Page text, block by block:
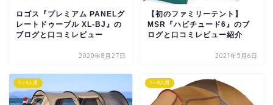
ロゴス『プレミアム PANELグ
レートドゥーブル XL-BJ』の
ブログと口コミレビュー
2020年8月27日
【初のファミリーテント】
MSR『ハビチュード6』のブ
ログと口コミレビュー紹介
2021年5月6日
5～6人用 5～6人用